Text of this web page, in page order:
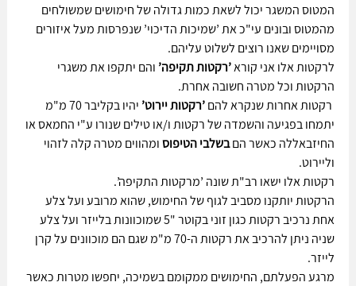
המטוס המשגר יכול לשאת כמות גדולה של חימושים שמשולחים
מהמטוס ובונים עי"כ את ’שמיכות הדיכוי’ שנפרסות מעל איזורים
מסויימים שאנו רוצים לשלוט עליהם.
לרקטות אלו אני קורא ’רקטות תקיפה’ והם יתקפו את משגרי
הרקטות וכל מטרה חשובה אחרת.
’רקטות יירוט’
יהיו בקליבר 70 מ"מ
יתמחו בפגיעה והשמדה של רקטות ו/או טילים שנורו ע"י החמאס או
החיזבאללה כאשר הם בשלבי הטיפוס ומהווים מטרה קלה לזהוי
וליירוט.
רקטות אלו ישאו רב"ת שונה ’מרקטות התקיפה’.
הרקטות יותקנו מסביב לגוף של החימוש, שהוא מרובע ועל צלע
אחת נרכיב רקטות כגון זוני בקוטר "5 שמוכוונות בלייזר ועל צלע
שניה ניתן להרכיב את רקטות ה-70 מ"מ שגם הם מוכוונים על קרן
לייזר.
מרגע הפעלתם, החימושים ממקומם בשמיכה, יחפשו מטרות כאשר